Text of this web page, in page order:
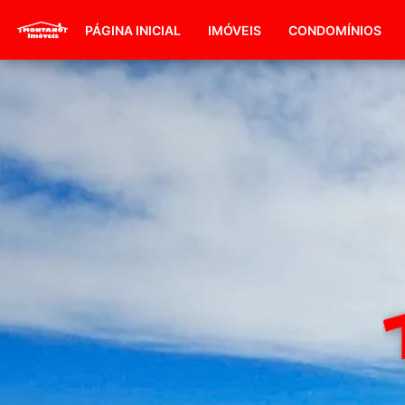
PÁGINA INICIAL IMÓVEIS CONDOMÍNIOS